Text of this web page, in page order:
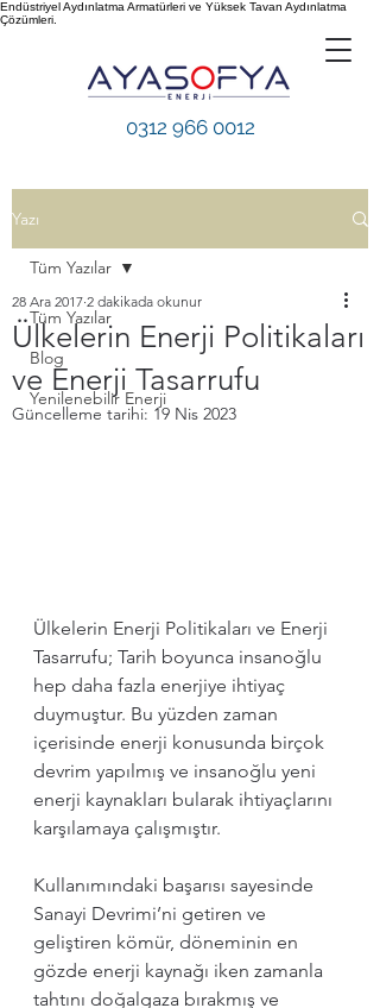
Endüstriyel Aydınlatma Armatürleri ve Yüksek Tavan Aydınlatma
Çözümleri.
0312 966 0012
Yazı
Tüm Yazılar
Blog
Yenilenebilir Enerji
Tüm Yazılar
Ülkelerin Enerji Politikaları
ve Enerji Tasarrufu
28 Ara 2017 2 dakikada okunur
Güncelleme tarihi: 19 Nis 2023
Ülkelerin Enerji Politikaları ve Enerji
Tasarrufu; Tarih boyunca insanoğlu
hep daha fazla enerjiye ihtiyaç
duymuştur. Bu yüzden zaman
içerisinde enerji konusunda birçok
devrim yapılmış ve insanoğlu yeni
enerji kaynakları bularak ihtiyaçlarını
karşılamaya çalışmıştır.
Kullanımındaki başarısı sayesinde
Sanayi Devrimi’ni getiren ve
geliştiren kömür, döneminin en
gözde enerji kaynağı iken zamanla
tahtını doğalgaza bırakmış ve